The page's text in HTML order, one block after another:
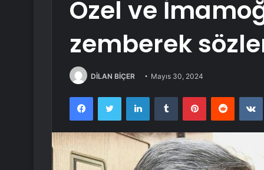
Özel ve
zemberek
DİLAN BİÇER Mayıs 30, 2024
FacebookTwitter LinkedInTumblr PinterestReddit